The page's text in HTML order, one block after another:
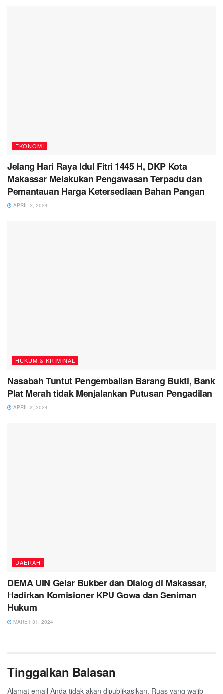
EKONOMI
Jelang Hari Raya Idul Fitri 1445 H, DKP Kota
Makassar Melakukan Pengawasan Terpadu dan
Pemantauan Harga Ketersediaan Bahan Pangan
APRIL 2, 2024
HUKUM & KRIMINAL
Nasabah Tuntut Pengembalian Barang Bukti, Bank
Plat Merah tidak Menjalankan Putusan Pengadilan
APRIL 2, 2024
DAERAH
DEMA UIN Gelar Bukber dan Dialog di Makassar,
Hadirkan Komisioner KPU Gowa dan Seniman
Hukum
MARET 31, 2024
Tinggalkan Balasan
Alamat email Anda tidak akan dipublikasikan. Ruas yang wajib